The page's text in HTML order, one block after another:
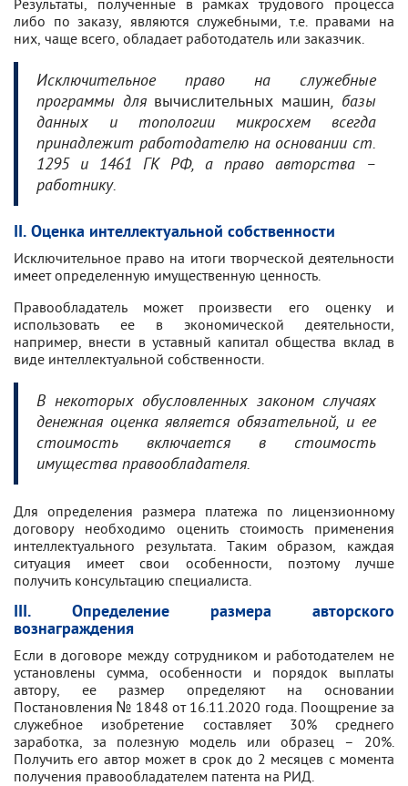
Результаты, полученные в рамках трудового процесса
либо по заказу, являются служебными, т.е. правами на
них, чаще всего, обладает работодатель или заказчик.
Исключительное право на служебные
программы для вычислительных машин, базы
данных и топологии микросхем всегда
принадлежит работодателю на основании ст.
1295 и 1461 ГК РФ, а право авторства –
работнику.
II. Оценка интеллектуальной собственности
Исключительное право на итоги творческой деятельности
имеет определенную имущественную ценность.
Правообладатель может произвести его оценку и
использовать ее в экономической деятельности,
например, внести в уставный капитал общества вклад в
виде интеллектуальной собственности.
В некоторых обусловленных законом случаях
денежная оценка является обязательной, и ее
стоимость включается в стоимость
имущества правообладателя.
Для определения размера платежа по лицензионному
договору необходимо оценить стоимость применения
интеллектуального результата. Таким образом, каждая
ситуация имеет свои особенности, поэтому лучше
получить консультацию специалиста.
III. Определение размера авторского
вознаграждения
Если в договоре между сотрудником и работодателем не
установлены сумма, особенности и порядок выплаты
автору, ее размер определяют на основании
Постановления № 1848 от 16.11.2020 года. Поощрение за
служебное изобретение составляет 30% среднего
заработка, за полезную модель или образец – 20%.
Получить его автор может в срок до 2 месяцев с момента
получения правообладателем патента на РИД.